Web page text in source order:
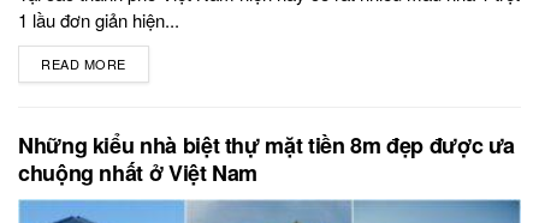
1 lầu đơn giản hiện...
READ MORE
Những kiểu nhà biệt thự mặt tiền 8m đẹp được ưa
chuộng nhất ở Việt Nam